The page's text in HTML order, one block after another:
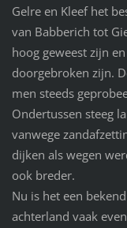
Gelre en Kleef het
van Babberich tot
hoog geweest zijn
doorgebroken zijn.
men steeds
Ondertussen steeg
vanwege
dijken als wegen
ook breder.
Nu is het een
achterland vaak